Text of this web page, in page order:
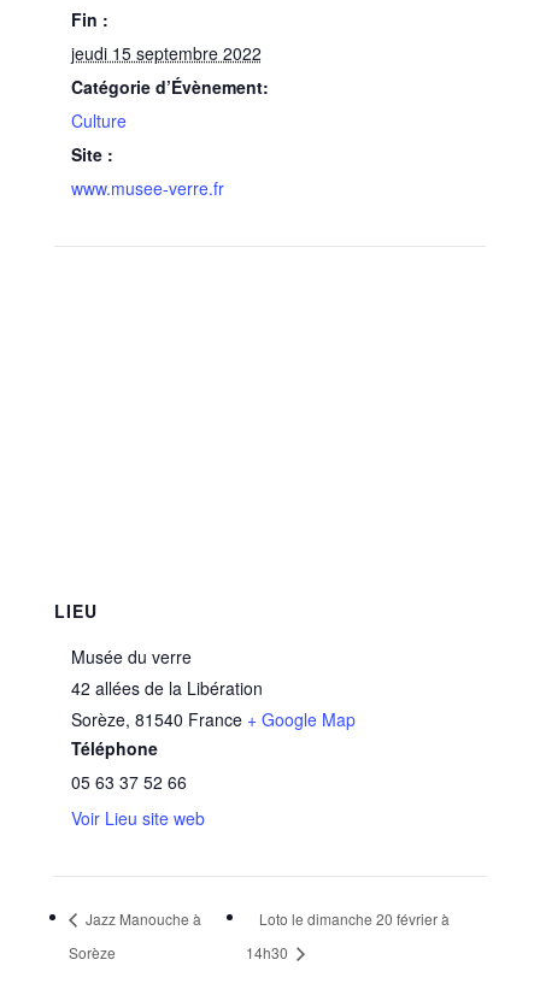
Fin :
jeudi 15 septembre 2022
Catégorie d’Évènement:
Culture
Site :
www.musee-verre.fr
LIEU
Musée du verre
42 allées de la Libération
Sorèze, 81540 France + Google Map
Téléphone
05 63 37 52 66
Voir Lieu site web
Jazz Manouche à
Sorèze
Loto le dimanche 20 février à
14h30